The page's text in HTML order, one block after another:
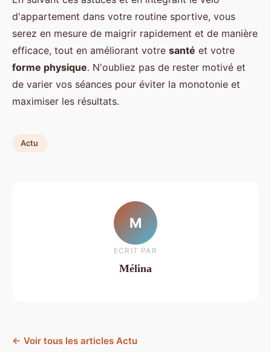
d'appartement dans votre routine sportive, vous
serez en mesure de maigrir rapidement et de manière
efficace, tout en améliorant votre santé et votre
forme physique. N'oubliez pas de rester motivé et
de varier vos séances pour éviter la monotonie et
maximiser les résultats.
Actu
M
ECRIT PAR
Mélina
← Voir tous les articles Actu